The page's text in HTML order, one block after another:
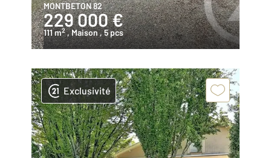
MONTBETON 82
229 000 €
111 m2 , Maison, 5 pcs
Exclusivité